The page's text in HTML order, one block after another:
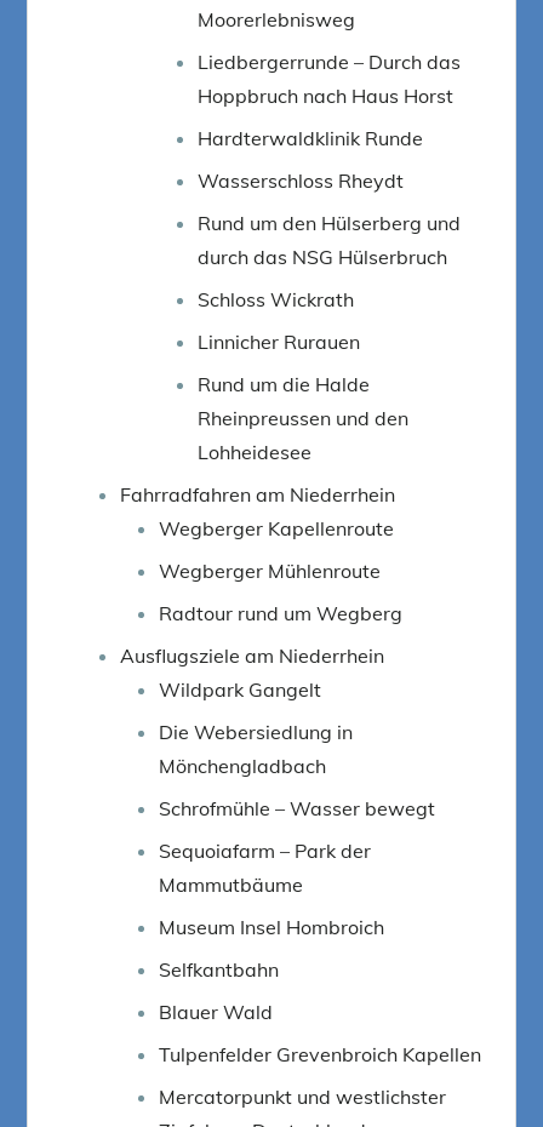
Moorerlebnisweg
Liedbergerrunde – Durch das
Hoppbruch nach Haus Horst
Hardterwaldklinik Runde
Wasserschloss Rheydt
Rund um den Hülserberg und
durch das NSG Hülserbruch
Schloss Wickrath
Linnicher Rurauen
Rund um die Halde
Rheinpreussen und den
Lohheidesee
Fahrradfahren am Niederrhein
Wegberger Kapellenroute
Wegberger Mühlenroute
Radtour rund um Wegberg
Ausflugsziele am Niederrhein
Wildpark Gangelt
Die Webersiedlung in
Mönchengladbach
Schrofmühle – Wasser bewegt
Sequoiafarm – Park der
Mammutbäume
Museum Insel Hombroich
Selfkantbahn
Blauer Wald
Tulpenfelder Grevenbroich Kapellen
Mercatorpunkt und westlichster